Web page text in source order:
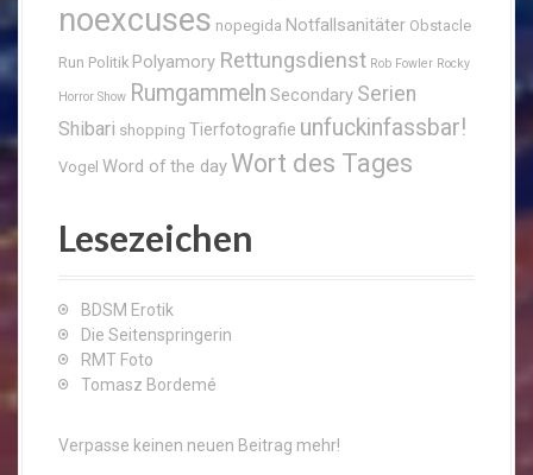
noexcuses nopegida Notfallsanitäter Obstacle
Run Politik Polyamory Rettungsdienst Rob Fowler Rocky
Horror Show Rumgammeln Secondary Serien
Shibari shopping Tierfotografie unfuckinfassbar!
Vogel Word of the day Wort des Tages
Lesezeichen
BDSM Erotik
Die Seitenspringerin
RMT Foto
Tomasz Bordemé
Verpasse keinen neuen Beitrag mehr!